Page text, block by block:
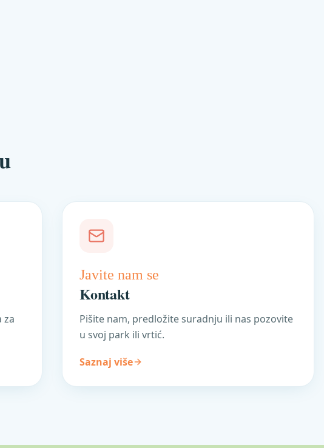
za
Javite nam se
Kontakt
Pišite nam, predložite suradnju ili nas pozovite
u svoj park ili vrtić.
Saznaj više